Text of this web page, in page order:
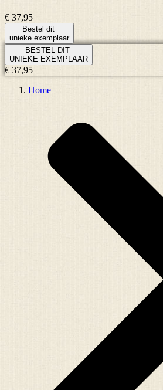
€ 37,95
Bestel dit
unieke exemplaar
BESTEL DIT
UNIEKE EXEMPLAAR
€ 37,95
Home